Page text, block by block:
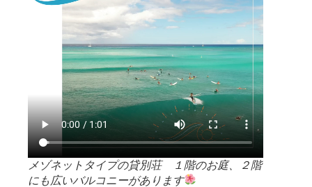
メゾネットタイプの貸別荘 １階のお庭、２階
にも広いバルコニーがあります